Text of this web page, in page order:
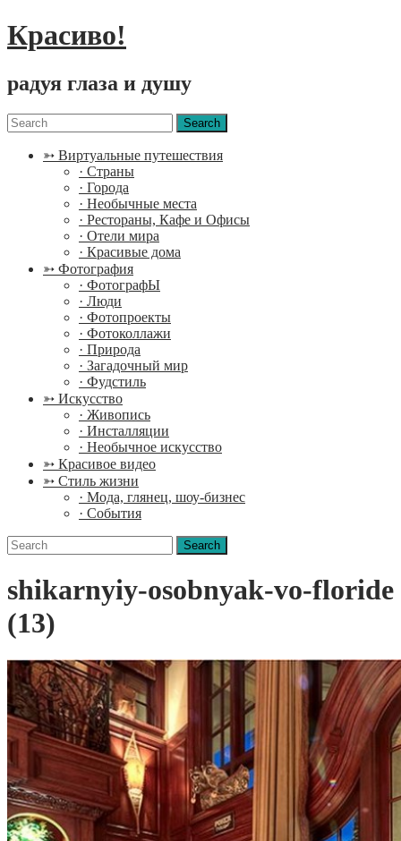
Красиво!
радуя глаза и душу
Menu
Search
for:
➳ Виртуальные путешествия
· Страны
· Города
· Необычные места
· Рестораны, Кафе и Офисы
· Отели мира
· Красивые дома
➳ Фотография
· ФотографЫ
· Люди
· Фотопроекты
· Фотоколлажи
· Природа
· Загадочный мир
· Фудстиль
➳ Искусство
· Живопись
· Инсталляции
· Необычное искусство
➳ Красивое видео
➳ Стиль жизни
· Мода, глянец, шоу-бизнес
· События
Search
for:
shikarnyiy-osobnyak-vo-floride
(13)